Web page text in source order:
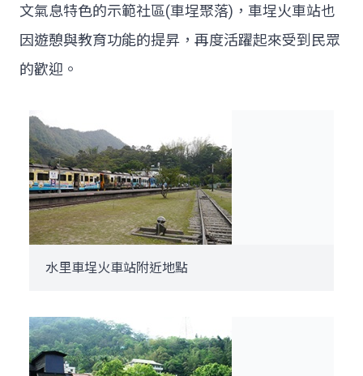
文氣息特色的示範社區(車埕聚落)，車埕火車站也
因遊憩與教育功能的提昇，再度活躍起來受到民眾
的歡迎。
水里車埕火車站附近地點